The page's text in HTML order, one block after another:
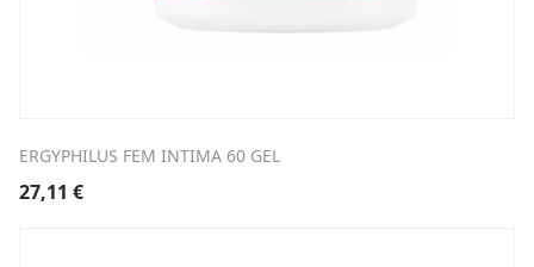
ERGYPHILUS FEM INTIMA 60 GEL
27,11 €